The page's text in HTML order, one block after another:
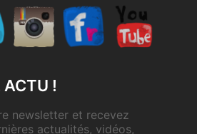
ACTU !
newsletter et recevez
actualités, vidéos,